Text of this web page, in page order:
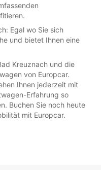
Egal wo Sie sich
und bietet Ihnen eine
Kreuznach und die
von Europcar.
Ihnen jederzeit mit
Erfahrung so
Buchen Sie noch heute
mit Europcar.